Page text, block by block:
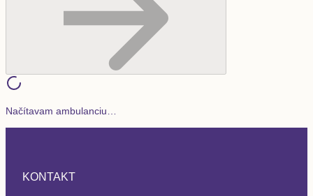
Načítavam ambulanciu…
KONTAKT